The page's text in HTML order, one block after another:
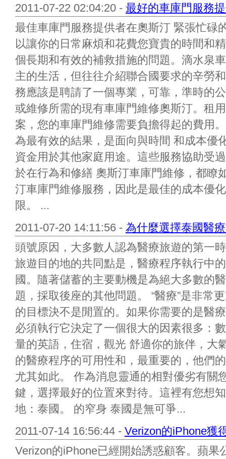
2011-07-22 02:04:20 - 最好的車庫門服務
最佳車庫門服務提供者在奧斯汀 緊張忙碌
以讓你的日常麻煩和花費您寶貴的時間和
個長期和有效的補救措施的問題。滴水泉
主的生活，但往往介紹聯合國要求的辛勞
務應該是聘請了一個專業，可靠，準時的
或維修所需的現有車庫門維修奧斯汀。租
案，您的車庫門維修需要負擔得起的費用
為最有效的結果，是面向與時間 和成本優
資金用於其他家庭用途。這些服務協助受
於在行為和修繕 奧斯汀車庫門維修，都瞭
汀車庫門維修服務，因此是最佳的成本優
限。 ...
2011-07-20 14:11:56 - 為什麼選擇泰國醫
頭號原因，大多數人認為醫療旅遊的第一
旅遊目的地的共同點是，醫療程序執行中
國。隨著儲蓄的主要動機是為絕大多數的
題，採取後座的其他問題。 “醫療”是非常
的目標決不是閒置的。如果你需要的是醫
必須執行它決定了一個很大的因素很多：
量的英語，住宿，觀光 舒適你的旅伴，大
的醫療程序的可用性和，最重要的，他們
尤其如此。 作為消息靈通的相對優劣有關
鍵，選擇最好的位置來對待。這裡有您想
地：泰國。 的窄身 泰國是無可爭...
2011-07-14 16:56:44 - Verizon的iPhone獲
Verizon的iPhone已經開始誘惑顧客。蘋果